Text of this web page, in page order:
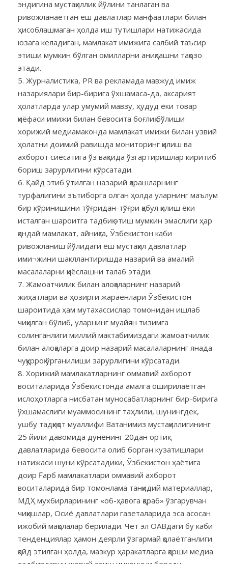
эндигина мустақиллик йўлини танлаган ва
ривожланаётган ёш давлатлар манфаатлари билан
ҳисоблашмаган ҳолда иш тутишлари натижасида
юзага келадиган, мамлакат имижига салбий таъсир
этиши мумкин бўлган омилларни аниқлашни тақозо
этади.
Журналистика, PR ва рекламада мавжуд имиж
назариялари бир-бирига ўхшамаса-да, аксарият
ҳолатларда улар умумий мавзу, ҳудуд ёки товар
қиёфаси имижи билан бевосита боғлиқ бўлиши
хорижий медиамаконда мамлакат имижи билан узвий
ҳолатни доимий равишда мониторинг қилиш ва
ахборот сиёсатига ўз вақтида ўзгартиришлар киритиб
бориш зарурлигини кўрсатади.
Қайд этиб ўтилган назарий қарашларнинг
турфалигини эътиборга олган ҳолда уларнинг маълум
бир кўринишини тўғридан-тўғри қабул қилиш ёки
исталган шароитга тадбиқ этиш мумкин эмаслиги ҳар
қандай мамлакат, айниқса, Ўзбекистон каби
ривожланиш йўлидаги ёш мустақил давлатлар
ими¬жини шакллантиришда назарий ва амалий
масалаларни қиёслашни талаб этади.
Жамоатчилик билан алоқаларнинг назарий
жиҳатлари ва ҳозирги жараёнлари Ўзбекистон
шароитида ҳам мутахассислар томонидан ишлаб
чиқилган бўлиб, уларнинг муайян тизимга
солинганлиги миллий мактабимиздаги жамоатчилик
билан алоқаларга доир назарий масалаларнинг янада
чуқурроқ ўрганилиши зарурлигини кўрсатади.
Хорижий мамлакатларнинг оммавий ахборот
воситаларида Ўзбекистонда амалга оширилаётган
ислоҳотларга нисбатан муносабатларнинг бир-бирига
ўхшамаслиги муаммосининг таҳлили, шунингдек,
ушбу тадқиқот муаллифи Ватанимиз мустақиллигининг
25 йили давомида дунёнинг 20дан ортиқ
давлатларида бевосита олиб борган кузатишлари
натижаси шуни кўрсатадики, Ўзбекистон ҳаётига
доир Ғарб мамлакатлари оммавий ахборот
воситаларида бир томонлама танқидий материаллар,
МДҲ мухбирларининг «об-ҳавога қараб» ўзгарувчан
чиқишлар, Осиё давлатлари газеталарида эса асосан
ижобий мақолалар берилади. Чет эл ОАВдаги бу каби
тенденциялар ҳамон деярли ўзгармай қолаётганлиги
қайд этилган ҳолда, мазкур ҳаракатларга қарши медиа